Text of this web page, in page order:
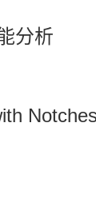
分析